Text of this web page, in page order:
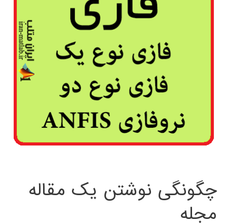
چگونگی نوشتن یک مقاله
مجله